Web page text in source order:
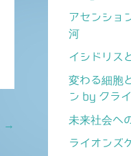
→
アセンショ
河
イシドリス
変わる細胞
ン by クラ
未来社会へ
ライオンズ